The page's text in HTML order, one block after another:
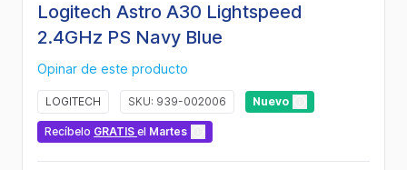
Logitech Astro A30 Lightspeed
2.4GHz PS Navy Blue
Opinar de este producto
LOGITECH SKU: 939-002006 Nuevo
Recíbelo GRATIS el Martes